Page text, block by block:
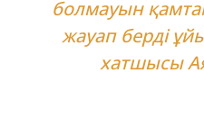
болмауын
жауап берді
хатшысы